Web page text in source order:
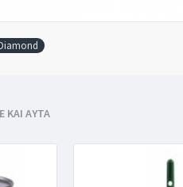
ΚΑΙ ΑΥΤΑ